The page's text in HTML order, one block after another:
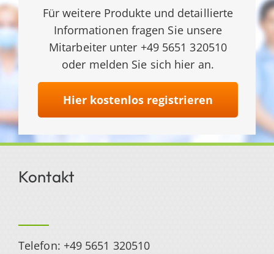
Für weitere Produkte und detaillierte
Informationen fragen Sie unsere
Mitarbeiter unter +49 5651 320510
oder melden Sie sich hier an.
Hier kostenlos registrieren
Kontakt
Telefon: +49 5651 320510